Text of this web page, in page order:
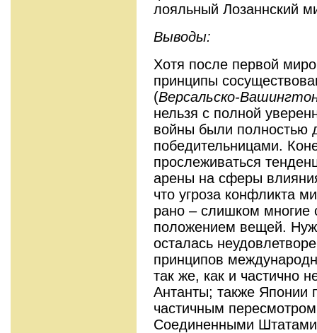
лояльный Лозаннский
Выводы:
Хотя после первой
принципы
(Версальско-
нельзя с полной
войны были полностью
победительницами.
прослеживаться
арены на сферы
что угроза конфликта
рано – слишком многие
положением вещей.
осталась
принципов
так же, как и частично
Антанты; также Японии
частичным
Соединенными